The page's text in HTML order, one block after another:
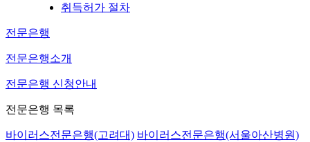
취득허가 절차
전문은행
전문은행소개
전문은행 신청안내
전문은행 목록
바이러스전문은행(고려대) 바이러스전문은행(서울아산병원)